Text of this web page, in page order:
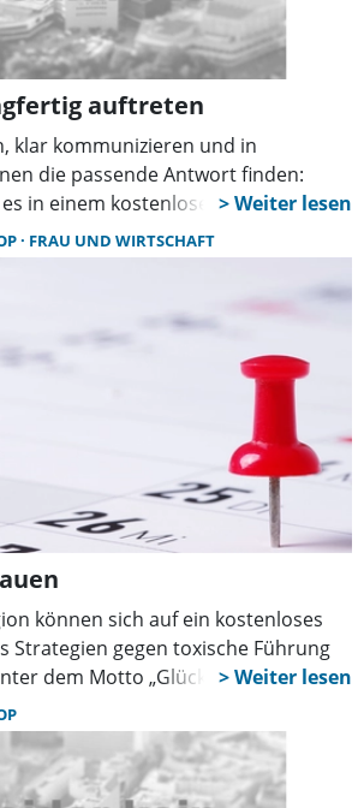
auftreten
klar kommunizieren und in
die passende Antwort finden:
in einem kostenlosen Webinar für
Frau und Wirtschaft
Unter dem Titel „Sicher und
Dozentin Julia Munack von
FRAU UND WIRTSCHAFT
können sich auf ein kostenloses
Strategien gegen toxische Führung
dem Motto „Glücklicher im Job
beleuchtet die Veranstaltung,
fehlende Wertschätzung und
bewältigt werden können –
Chefwechsel.